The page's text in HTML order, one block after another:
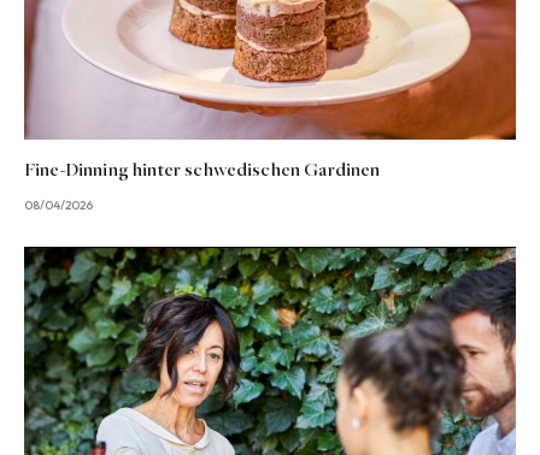
Fine-Dinning hinter schwedischen Gardinen
08/04/2026